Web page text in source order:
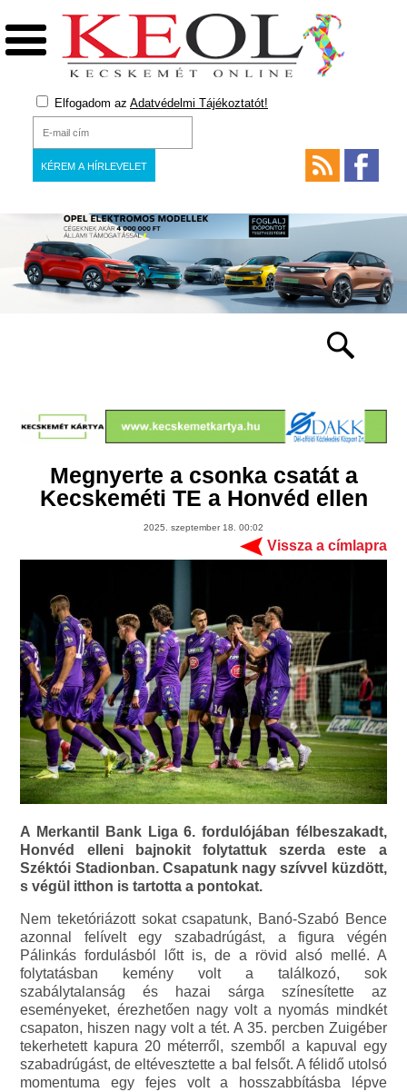
Elfogadom az Adatvédelmi Tájékoztatót!
Megnyerte a csonka csatát a
Kecskeméti TE a Honvéd ellen
2025. szeptember 18. 00:02
Vissza a címlapra
A Merkantil Bank Liga 6. fordulójában félbeszakadt,
Honvéd elleni bajnokit folytattuk szerda este a
Széktói Stadionban. Csapatunk nagy szívvel küzdött,
s végül itthon is tartotta a pontokat.
Nem teketóriázott sokat csapatunk, Banó-Szabó Bence
azonnal felívelt egy szabadrúgást, a figura végén
Pálinkás fordulásból lőtt is, de a rövid alsó mellé. A
folytatásban kemény volt a találkozó, sok
szabálytalanság és hazai sárga színesítette az
eseményeket, érezhetően nagy volt a nyomás mindkét
csapaton, hiszen nagy volt a tét. A 35. percben Zuigéber
tekerhetett kapura 20 méterről, szemből a kapuval egy
szabadrúgást, de eltévesztette a bal felsőt. A félidő utolsó
momentuma egy fejes volt a hosszabbításba lépve